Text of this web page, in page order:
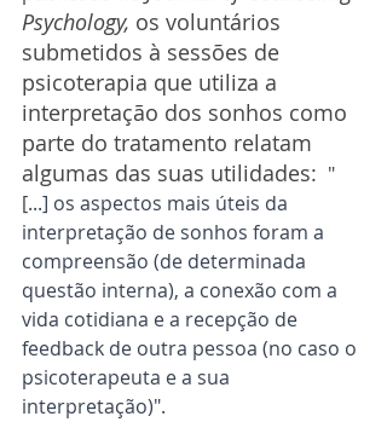
Psychology, os voluntários
submetidos à sessões de
psicoterapia que utiliza a
interpretação dos sonhos como
parte do tratamento relatam
algumas das suas utilidades: "
[...] os aspectos mais úteis da
interpretação de sonhos foram a
compreensão (de determinada
questão interna), a conexão com a
vida cotidiana e a recepção de
feedback de outra pessoa (no caso o
psicoterapeuta e a sua
interpretação)".